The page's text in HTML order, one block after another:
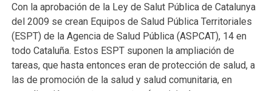
Con la aprobación de la Ley de Salut Pública de Catalunya
del 2009 se crean Equipos de Salud Pública Territoriales
(ESPT) de la Agencia de Salud Pública (ASPCAT), 14 en
todo Cataluña. Estos ESPT suponen la ampliación de
tareas, que hasta entonces eran de protección de salud, a
las de promoción de la salud y salud comunitaria, en